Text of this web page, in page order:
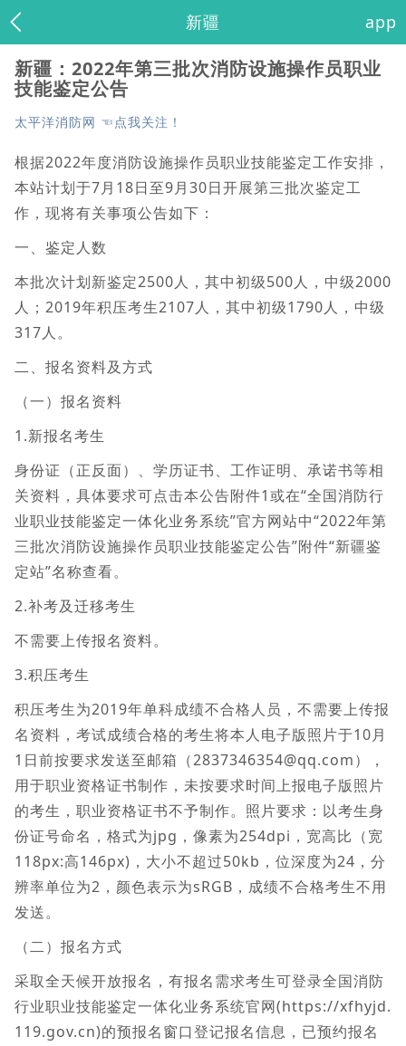
新疆 app
新疆：2022年第三批次消防设施操作员职业
技能鉴定公告
太平洋消防网 ☜点我关注！
根据2022年度消防设施操作员职业技能鉴定工作安排，
本站计划于7月18日至9月30日开展第三批次鉴定工
作，现将有关事项公告如下：
一、鉴定人数
本批次计划新鉴定2500人，其中初级500人，中级2000
人；2019年积压考生2107人，其中初级1790人，中级
317人。
二、报名资料及方式
（一）报名资料
1.新报名考生
身份证（正反面）、学历证书、工作证明、承诺书等相
关资料，具体要求可点击本公告附件1或在“全国消防行
业职业技能鉴定一体化业务系统”官方网站中“2022年第
三批次消防设施操作员职业技能鉴定公告”附件“新疆鉴
定站”名称查看。
2.补考及迁移考生
不需要上传报名资料。
3.积压考生
积压考生为2019年单科成绩不合格人员，不需要上传报
名资料，考试成绩合格的考生将本人电子版照片于10月
1日前按要求发送至邮箱（2837346354@qq.com），
用于职业资格证书制作，未按要求时间上报电子版照片
的考生，职业资格证书不予制作。照片要求：以考生身
份证号命名，格式为jpg，像素为254dpi，宽高比（宽
118px:高146px)，大小不超过50kb，位深度为24，分
辨率单位为2，颜色表示为sRGB，成绩不合格考生不用
发送。
（二）报名方式
采取全天候开放报名，有报名需求考生可登录全国消防
行业职业技能鉴定一体化业务系统官网(https://xfhyjd.
119.gov.cn)的预报名窗口登记报名信息，已预约报名